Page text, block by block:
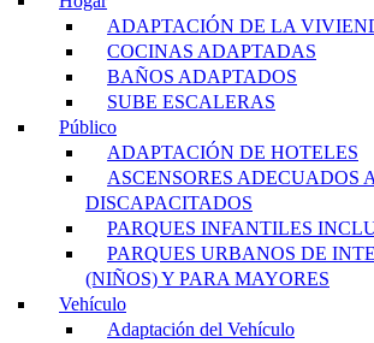
ADAPTACIÓN DE LA
COCINAS ADAPTADAS
BAÑOS ADAPTADOS
SUBE ESCALERAS
Público
ADAPTACIÓN DE HOTELES
ASCENSORES ADECUADOS
DISCAPACITADOS
PARQUES INFANTILES
PARQUES URBANOS DE
(NIÑOS) Y PARA MAYORES
Vehículo
Adaptación del Vehículo